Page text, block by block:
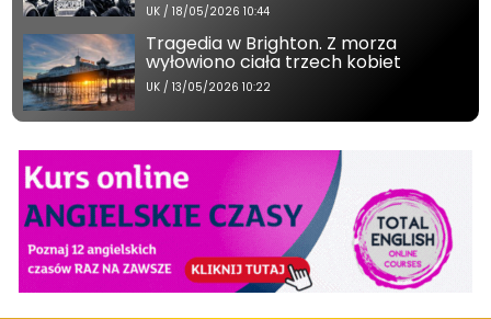
UK/ 18/05/2026 10:44
Tragedia w Brighton. Z morza
wyłowiono ciała trzech kobiet
UK/ 13/05/2026 10:22